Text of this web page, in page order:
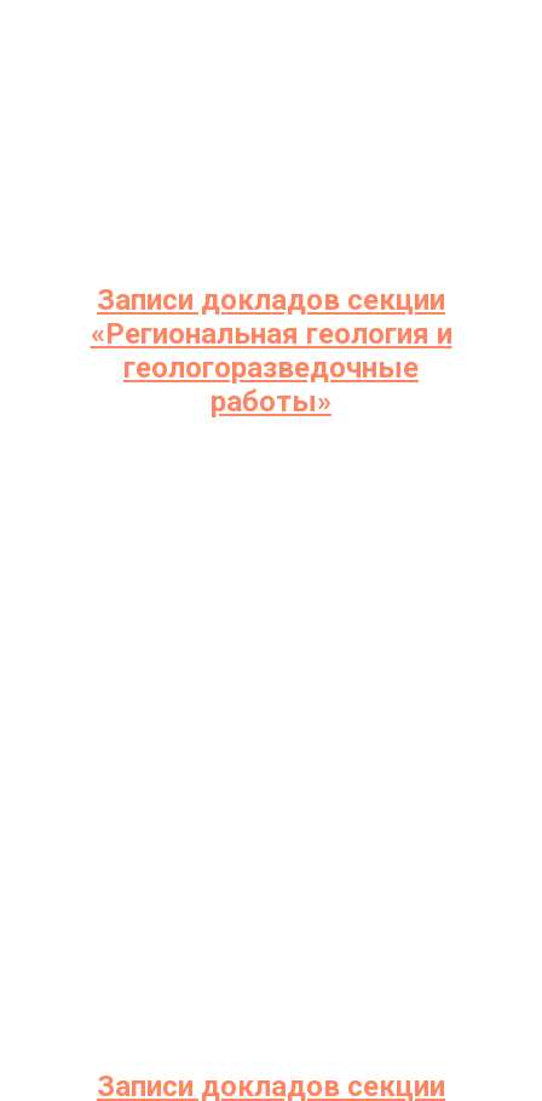
Записи докладов секции
«Региональная геология и
геологоразведочные
работы»
Записи докладов секции